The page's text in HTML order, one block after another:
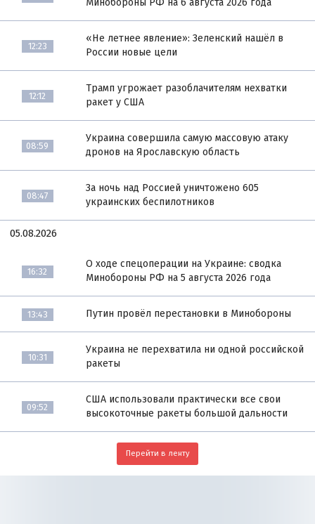
12:23
«Не летнее явление»: Зеленский нашёл в
России новые цели
12:12
Трамп угрожает разоблачителям нехватки
ракет у США
08:59
Украина совершила самую массовую атаку
дронов на Ярославскую область
08:47
За ночь над Россией уничтожено 605
украинских беспилотников
05.08.2026
16:32
О ходе спецоперации на Украине: сводка
Минобороны РФ на 5 августа 2026 года
13:43 Путин провёл перестановки в Минобороны
10:31
Украина не перехватила ни одной российской
ракеты
09:52
США использовали практически все свои
высокоточные ракеты большой дальности
Перейти в ленту